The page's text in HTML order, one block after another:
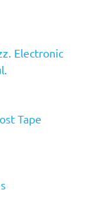
Electronic
Tape